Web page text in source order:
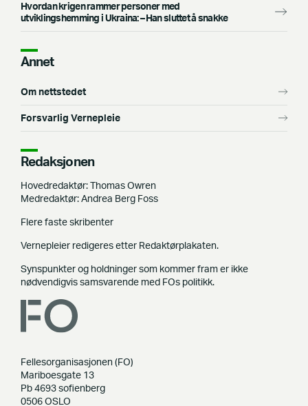
Hvordan krigen rammer personer med
utviklingshemming i Ukraina: –⁠ Han sluttet å snakke
Annet
Om nettstedet
Forsvarlig Vernepleie
Redaksjonen
Hovedredaktør: Thomas Owren
Medredaktør: Andrea Berg Foss
Flere faste skribenter
Vernepleier redigeres etter Redaktørplakaten.
Synspunkter og holdninger som kommer fram er ikke
nødvendigvis samsvarende med FOs politikk.
Fellesorganisasjonen (FO)
Mariboesgate 13
Pb 4693 sofienberg
0506 OSLO